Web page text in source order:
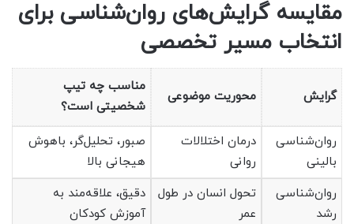
مقایسه گرایش‌های روان‌شناسی برای
انتخاب مسیر تخصصی
گرایش محوریت موضوعی
مناسب چه تیپ
شخصیتی است؟
روان‌شناسی
بالینی
درمان اختلالات
روانی
صبور، تحلیل‌گر، باهوش
هیجانی بالا
روان‌شناسی
رشد
تحول انسان در طول
عمر
دقیق، علاقه‌مند به
آموزش کودکان